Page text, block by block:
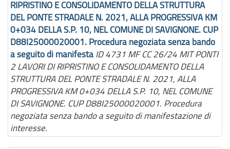
RIPRISTINO E CONSOLIDAMENTO DELLA STRUTTURA
DEL PONTE STRADALE N. 2021, ALLA PROGRESSIVA KM
0+034 DELLA S.P. 10, NEL COMUNE DI SAVIGNONE. CUP
D88I25000020001. Procedura negoziata senza bando
a seguito di manifesta ID 4731 MF CC 26/24 MIT PONTI
2 LAVORI DI RIPRISTINO E CONSOLIDAMENTO DELLA
STRUTTURA DEL PONTE STRADALE N. 2021, ALLA
PROGRESSIVA KM 0+034 DELLA S.P. 10, NEL COMUNE
DI SAVIGNONE. CUP D88I25000020001. Procedura
negoziata senza bando a seguito di manifestazione di
interesse.